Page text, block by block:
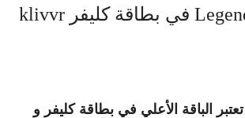
ما هي باقة Legend في بطاقة كليفر klivvr
باقة ال legend تعتبر الباقة الأعلي في بطاقة كليفر و